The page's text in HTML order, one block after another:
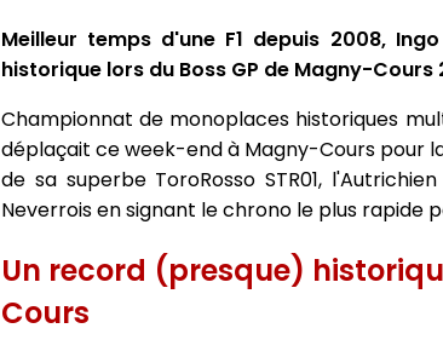
Meilleur temps d'une F1 depuis 2008,
historique lors du Boss GP de Magny-Cours
Championnat de monoplaces historiques
déplaçait ce week-end à Magny-Cours pour
de sa superbe ToroRosso STR01,
Neverrois en signant le chrono le plus rapide
Un record (presque)
Cours